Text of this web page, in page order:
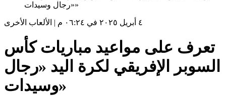
«رجال وسيدات»
٤ أبريل ٢٠٢٥ في ٠٦:٢٤ م | الألعاب الأخرى
تعرف على مواعيد مباريات كأس
السوبر الإفريقي لكرة اليد «رجال
وسيدات»